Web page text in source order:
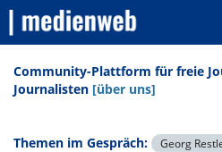
Community-Plattform für freie
Journalisten [über uns]
Themen im Gespräch: Georg